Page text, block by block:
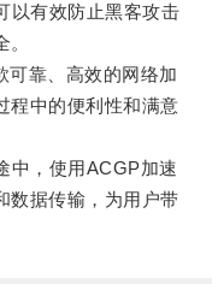
有效防止黑客攻击
靠、高效的网络加
程中的便利性和满意
，使用ACGP加速
数据传输，为用户带